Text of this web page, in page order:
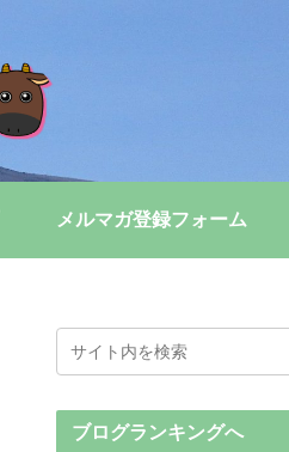
メルマガ登録フォーム
ブログランキングへ